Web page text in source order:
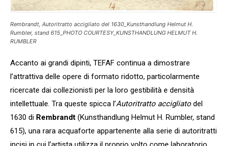
Rembrandt, Autoritratto accigliato del 1630_Kunsthandlung Helmut H.
Rumbler, stand 615_PHOTO COURTESY_KUNSTHANDLUNG HELMUT H.
RUMBLER
Accanto ai grandi dipinti, TEFAF continua a dimostrare
l’attrattiva delle opere di formato ridotto, particolarmente
ricercate dai collezionisti per la loro gestibilità e densità
intellettuale. Tra queste spicca l’Autoritratto accigliato del
1630 di Rembrandt (Kunsthandlung Helmut H. Rumbler, stand
615), una rara acquaforte appartenente alla serie di autoritratti